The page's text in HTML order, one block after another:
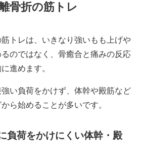
骨折の筋トレ
トレは、いきなり強いもも上げや
のではなく、骨癒合と痛みの反応
進めます。
い負荷をかけず、体幹や殿筋など
ら始めることが多いです。
負荷をかけにくい体幹・殿